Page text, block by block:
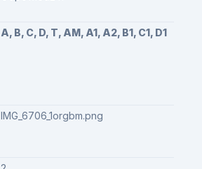
A, B, C, D, T, AM, A1, A2, B1, C1, D1
IMG_6706_1orgbm.png